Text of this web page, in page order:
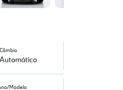
Câmbio
Automático
Modelo